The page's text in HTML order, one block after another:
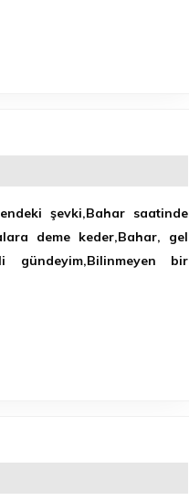
şevki,Bahar saatinde
deme keder,Bahar, gel
gündeyim,Bilinmeyen bir